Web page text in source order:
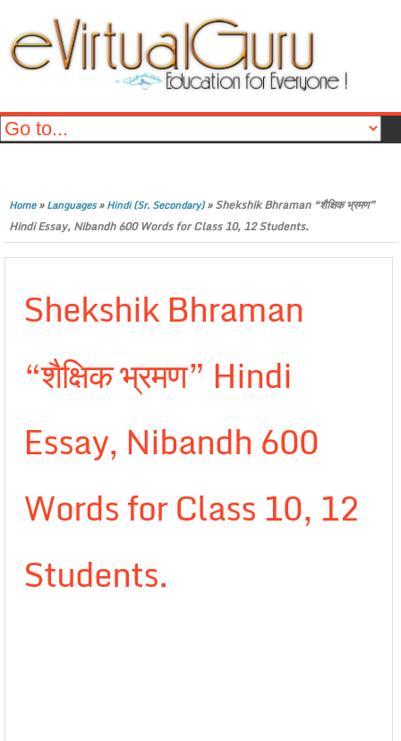
Home»Languages»Hindi (Sr. Secondary)»Shekshik Bhraman “शैक्षिक भ्रमण”
Hindi Essay, Nibandh 600 Words for Class 10, 12 Students.
Shekshik Bhraman
“शैक्षिक भ्रमण” Hindi
Essay, Nibandh 600
Words for Class 10, 12
Students.